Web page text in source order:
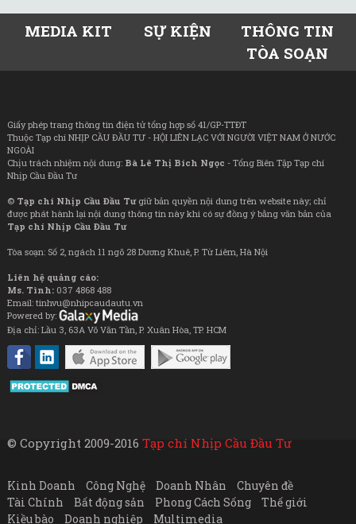
MEDIA KIT SỰ KIỆN
THÔNG TIN
TÒA SOẠN
Giấy phép trang thông tin điện tử tổng hợp số 41/GP-TTĐT
Thuộc Tạp chí NHỊP CẦU ĐẦU TƯ - HỘI LIÊN LẠC VỚI NGƯỜI VIỆT NAM Ở NƯỚC
NGOÀI
Chịu trách nhiệm nội dung: Bà Lê Thị Bích Ngọc - Tổng Biên Tập Tạp chí
Nhịp Cầu Đầu Tư
© Tạp chí Nhịp Cầu Đầu Tưgiữ bản quyền nội dung trên website này; chỉ
được phát hành lại nội dung thông tin này khi có sự đồng ý bằng văn bản của
Tạp chí Nhịp Cầu Đầu Tư
Tòa soạn: Số 2, ngách 11 ngõ 28 Dương Khuê, P. Từ Liêm, Hà Nội
Liên hệ quảng cáo:
Ms. Tình: 037 4868 488
Email: tinhvu@nhipcaudautu.vn
Powered by:
Địa chỉ: Lầu 3, 63A Võ Văn Tần, P. Xuân Hòa, TP. HCM
© Copyright 2009-2016 Tạp chí Nhịp Cầu Đầu Tư
Kinh Doanh Công Nghệ Doanh Nhân
Chuyên đề
Tài Chính
Bất động sản Phong Cách Sống
Thế giới
Kiều bào
Doanh nghiệp Multimedia